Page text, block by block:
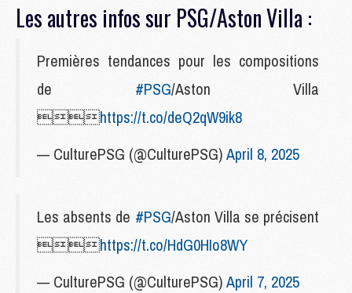
Les autres infos sur PSG/Aston Villa :
Premières tendances pour les compositions
de #PSG/Aston Villa
https://t.co/deQ2qW9ik8
— CulturePSG (@CulturePSG)April 8, 2025
Les absents de #PSG/Aston Villa se précisent
https://t.co/HdG0HIo8WY
— CulturePSG (@CulturePSG)April 7, 2025